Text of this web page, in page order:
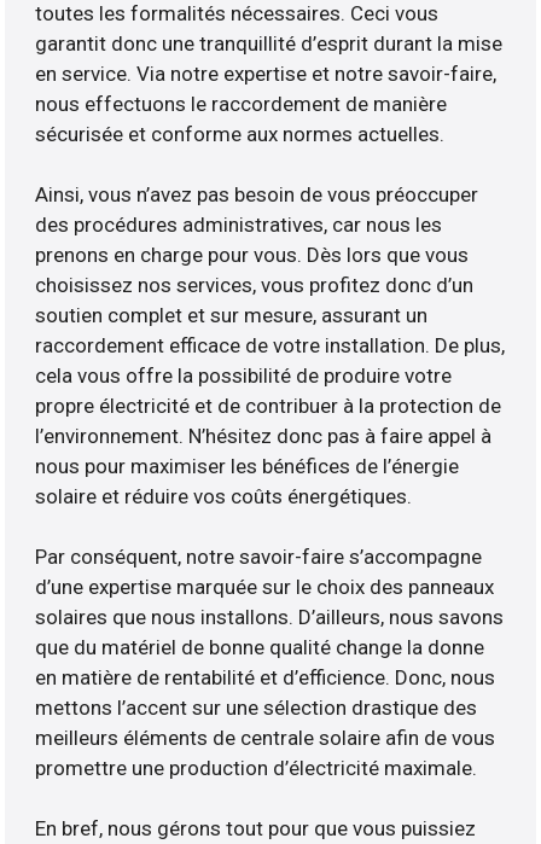
toutes les formalités nécessaires. Ceci vous
garantit donc une tranquillité d’esprit durant la mise
en service. Via notre expertise et notre savoir-faire,
nous effectuons le raccordement de manière
sécurisée et conforme aux normes actuelles.
Ainsi, vous n’avez pas besoin de vous préoccuper
des procédures administratives, car nous les
prenons en charge pour vous. Dès lors que vous
choisissez nos services, vous profitez donc d’un
soutien complet et sur mesure, assurant un
raccordement efficace de votre installation. De plus,
cela vous offre la possibilité de produire votre
propre électricité et de contribuer à la protection de
l’environnement. N’hésitez donc pas à faire appel à
nous pour maximiser les bénéfices de l’énergie
solaire et réduire vos coûts énergétiques.
Par conséquent, notre savoir-faire s’accompagne
d’une expertise marquée sur le choix des panneaux
solaires que nous installons. D’ailleurs, nous savons
que du matériel de bonne qualité change la donne
en matière de rentabilité et d’efficience. Donc, nous
mettons l’accent sur une sélection drastique des
meilleurs éléments de centrale solaire afin de vous
promettre une production d’électricité maximale.
En bref, nous gérons tout pour que vous puissiez